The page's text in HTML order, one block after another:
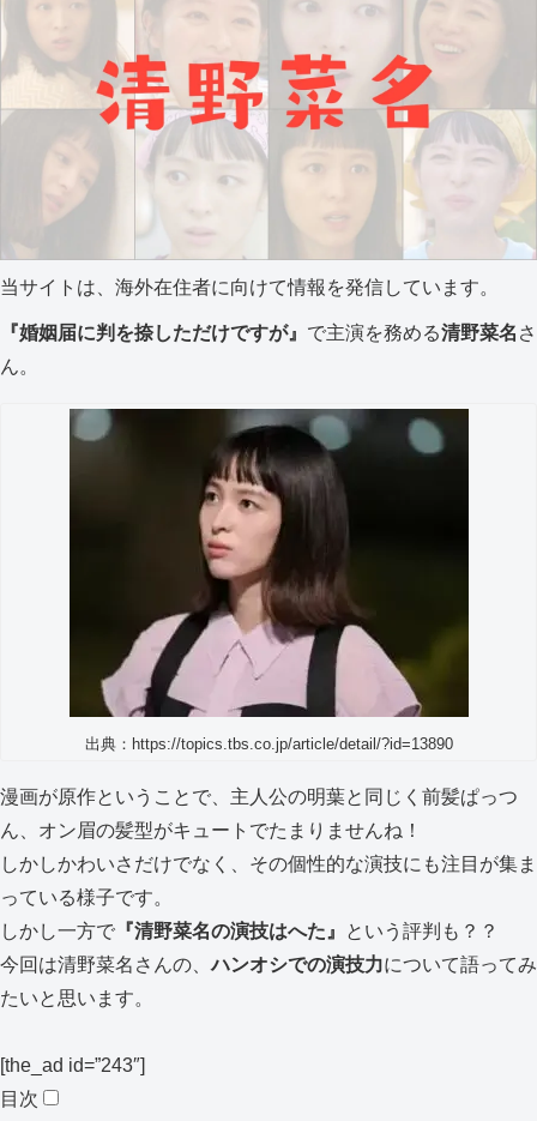
当サイトは、海外在住者に向けて情報を発信しています。
『婚姻届に判を捺しただけですが』 で主演を務める清野菜名 さ
ん。
出典：https://topics.tbs.co.jp/article/detail/?id=13890
漫画が原作ということで、主人公の明葉と同じく前髪ぱっつ
ん、オン眉の髪型がキュートでたまりませんね！
しかしかわいさだけでなく、その個性的な演技にも注目が集ま
っている様子です。
しかし一方で 『清野菜名の演技はへた』
という評判も？？
今回は清野菜名さんの、ハンオシでの演技力について語ってみ
たいと思います。
[the_ad id=”243″]
目次